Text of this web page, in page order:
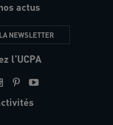
actus
NEWSLETTER
l'UCPA